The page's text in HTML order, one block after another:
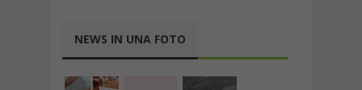
NEWS IN UNA FOTO